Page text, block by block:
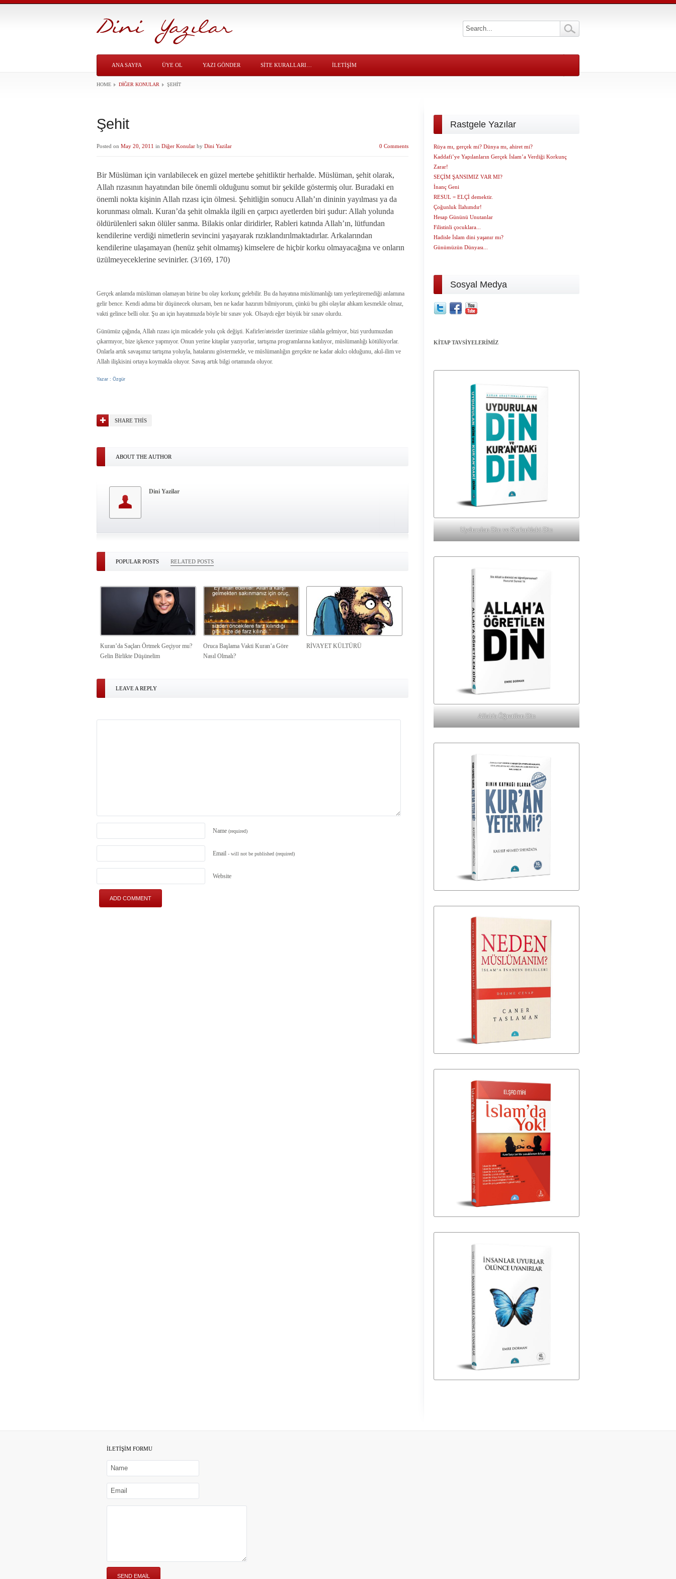
ANA SAYFA ÜYE OL YAZI GÖNDER SITE KURALLARI… İLETİŞİM
HOME DIĞER KONULAR ŞEHIT
Şehit
Posted on May 20, 2011 in Diğer Konular by Dini Yazilar 0 Comments
Bir Müslüman için varılabilecek en güzel mertebe şehitliktir herhalde. Müslüman, şehit olarak,
Allah rızasının hayatından bile önemli olduğunu somut bir şekilde göstermiş olur. Buradaki en
önemli nokta kişinin Allah rızası için ölmesi. Şehitliğin sonucu Allah’ın dininin yayılması ya da
korunması olmalı. Kuran’da şehit olmakla ilgili en çarpıcı ayetlerden biri şudur: Allah yolunda
öldürülenleri sakın ölüler sanma. Bilakis onlar diridirler, Rableri katında Allah’ın, lütfundan
kendilerine verdiği nimetlerin sevincini yaşayarak rızıklandırılmaktadırlar. Arkalarından
kendilerine ulaşamayan (henüz şehit olmamış) kimselere de hiçbir korku olmayacağına ve onların
üzülmeyeceklerine sevinirler. (3/169, 170)
Gerçek anlamda müslüman olamayan birine bu olay korkunç gelebilir. Bu da hayatına müslümanlığı tam yerleştiremediği anlamına
gelir bence. Kendi adıma bir düşünecek olursam, ben ne kadar hazırım bilmiyorum, çünkü bu gibi olaylar ahkam kesmekle olmaz,
vakti gelince belli olur. Şu an için hayatımızda böyle bir sınav yok. Olsaydı eğer büyük bir sınav olurdu.
Günümüz çağında, Allah rızası için mücadele yolu çok değişti. Kafirler/ateistler üzerimize silahla gelmiyor, bizi yurdumuzdan
çıkarmıyor, bize işkence yapmıyor. Onun yerine kitaplar yazıyorlar, tartışma programlarına katılıyor, müslümanlığı kötülüyorlar.
Onlarla artık savaşımız tartışma yoluyla, hatalarını göstermekle, ve müslümanlığın gerçekte ne kadar akılcı olduğunu, akıl-ilim ve
Allah ilişkisini ortaya koymakla oluyor. Savaş artık bilgi ortamında oluyor.
Yazar : Özgür
SHARE THIS
ABOUT THE AUTHOR
Dini Yazilar
POPULAR POSTS RELATED POSTS
Kuran’da Saçları Örtmek Geçiyor mu?
Gelin Birlikte Düşünelim
Oruca Başlama Vakti Kuran’a Göre
Nasıl Olmalı?
RİVAYET KÜLTÜRÜ
LEAVE A REPLY
Name (required)
Email - will not be published (required)
Website
Rastgele Yazılar
Rüya mı, gerçek mi? Dünya mı, ahiret mi?
Kaddafi’ye Yapılanların Gerçek İslam’a Verdiği Korkunç
Zarar!
SEÇİM ŞANSIMIZ VAR MI?
İnanç Geni
RESUL = ELÇİ demektir.
Çoğunluk İlahımdır!
Hesap Gününü Unutanlar
Filistinli çocuklara...
Hadisle İslam dini yaşanır mı?
Günümüzün Dünyası...
Sosyal Medya
KİTAP TAVSİYELERİMİZ
Uydurulan Din ve Kur'an'daki Din
Allah'a Öğretilen Din
İLETİŞİM FORMU